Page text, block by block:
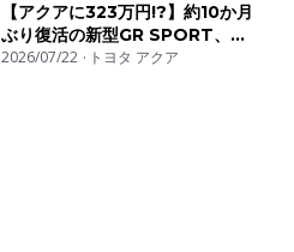
【アクアに323万円!?】約10か月
ぶり復活の新型GR SPORT、そ
の価格に見合う価値はあるのか？|
2026/07/22 トヨタ アクア